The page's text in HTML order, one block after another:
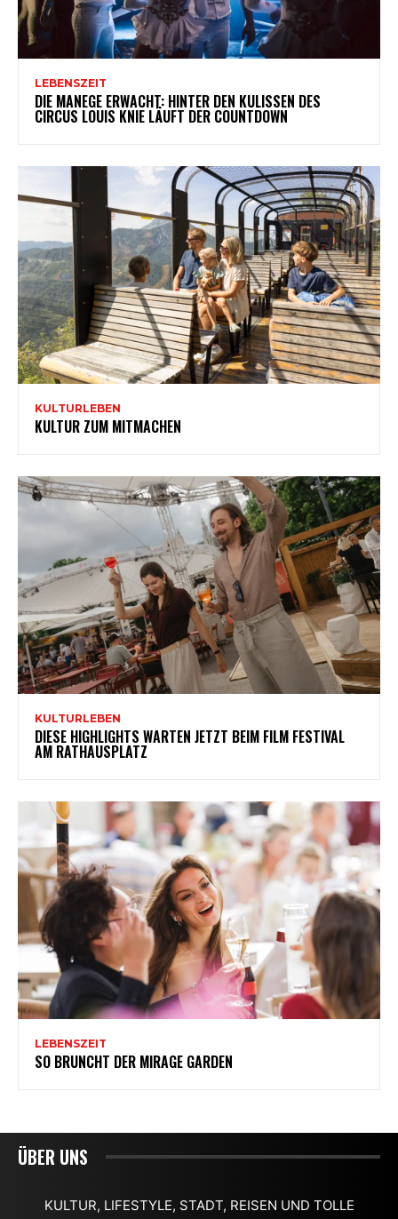
ÜBER UNS
KULTUR, LIFESTYLE, STADT, REISEN UND TOLLE